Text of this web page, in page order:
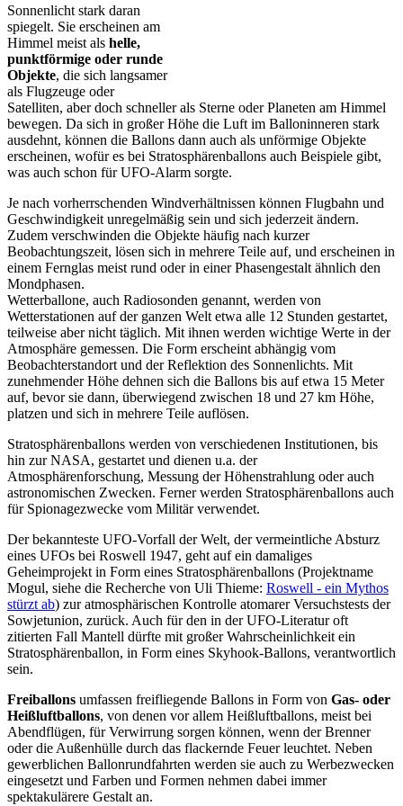
Sonnenlicht stark daran
spiegelt. Sie erscheinen am
Himmel meist als helle,
punktförmige oder runde
Objekte, die sich langsamer
als Flugzeuge oder
Satelliten, aber doch schneller als Sterne oder Planeten am Himmel
bewegen. Da sich in großer Höhe die Luft im Balloninneren stark
ausdehnt, können die Ballons dann auch als unförmige Objekte
erscheinen, wofür es bei Stratosphärenballons auch Beispiele gibt,
was auch schon für UFO-Alarm sorgte.
Je nach vorherrschenden Windverhältnissen können Flugbahn und
Geschwindigkeit unregelmäßig sein und sich jederzeit ändern.
Zudem verschwinden die Objekte häufig nach kurzer
Beobachtungszeit, lösen sich in mehrere Teile auf, und erscheinen in
einem Fernglas meist rund oder in einer Phasengestalt ähnlich den
Mondphasen.
Wetterballone, auch Radiosonden genannt, werden von
Wetterstationen auf der ganzen Welt etwa alle 12 Stunden gestartet,
teilweise aber nicht täglich. Mit ihnen werden wichtige Werte in der
Atmosphäre gemessen. Die Form erscheint abhängig vom
Beobachterstandort und der Reflektion des Sonnenlichts. Mit
zunehmender Höhe dehnen sich die Ballons bis auf etwa 15 Meter
auf, bevor sie dann, überwiegend zwischen 18 und 27 km Höhe,
platzen und sich in mehrere Teile auflösen.
Stratosphärenballons werden von verschiedenen Institutionen, bis
hin zur NASA, gestartet und dienen u.a. der
Atmosphärenforschung, Messung der Höhenstrahlung oder auch
astronomischen Zwecken. Ferner werden Stratosphärenballons auch
für Spionagezwecke vom Militär verwendet.
Der bekannteste UFO-Vorfall der Welt, der vermeintliche Absturz
eines UFOs bei Roswell 1947, geht auf ein damaliges
Geheimprojekt in Form eines Stratosphärenballons (Projektname
Mogul, siehe die Recherche von Uli Thieme: Roswell - ein Mythos
stürzt ab) zur atmosphärischen Kontrolle atomarer Versuchstests der
Sowjetunion, zurück. Auch für den in der UFO-Literatur oft
zitierten Fall Mantell dürfte mit großer Wahrscheinlichkeit ein
Stratosphärenballon, in Form eines Skyhook-Ballons, verantwortlich
sein.
Freiballons umfassen freifliegende Ballons in Form von Gas- oder
Heißluftballons, von denen vor allem Heißluftballons, meist bei
Abendflügen, für Verwirrung sorgen können, wenn der Brenner
oder die Außenhülle durch das flackernde Feuer leuchtet. Neben
gewerblichen Ballonrundfahrten werden sie auch zu Werbezwecken
eingesetzt und Farben und Formen nehmen dabei immer
spektakulärere Gestalt an.